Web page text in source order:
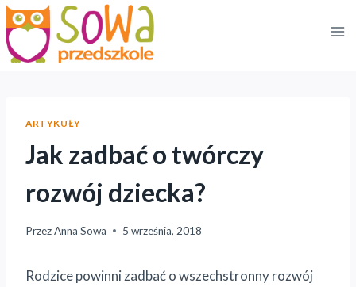
Przejdź
do
treści
ARTYKUŁY
Jak zadbać o twórczy
rozwój dziecka?
PrzezAnna Sowa 5 września, 2018
Rodzice powinni zadbać o wszechstronny rozwój